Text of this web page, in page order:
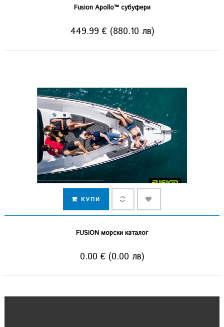
Fusion Apollo™ субуфери
449.99 € (880.10 лв)
КУПИ
FUSION морски каталог
0.00 € (0.00 лв)